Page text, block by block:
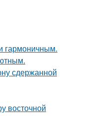
гармоничным.
сдержанной
восточной